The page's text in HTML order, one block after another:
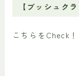
【ブッシュク
こちらを